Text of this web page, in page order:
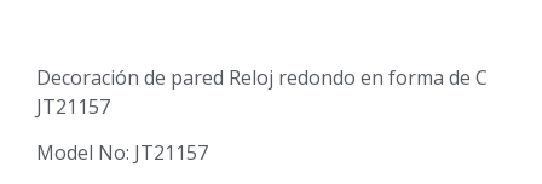
Decoración de pared Reloj redondo en forma de C
JT21157
Model No: JT21157